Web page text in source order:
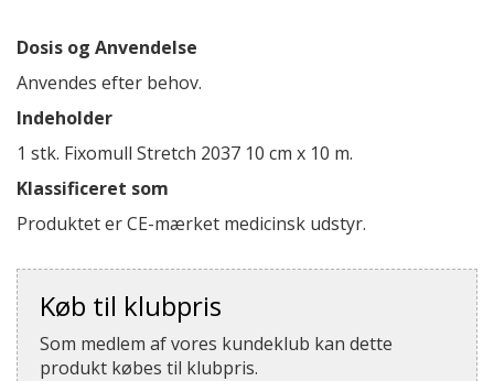
Dosis og Anvendelse
Anvendes efter behov.
Indeholder
1 stk. Fixomull Stretch 2037 10 cm x 10 m.
Klassificeret som
Produktet er CE-mærket medicinsk udstyr.
Køb til klubpris
Som medlem af vores kundeklub kan dette
produkt købes til klubpris.